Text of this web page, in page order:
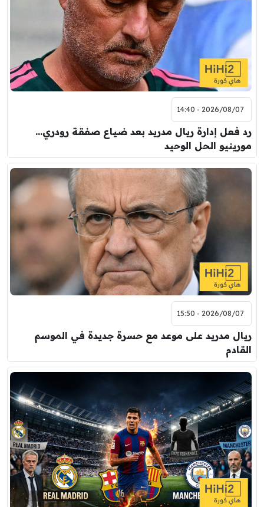
2026/08/07 - 14:40
رد فعل إدارة ريال مدريد بعد ضياع صفقة رودري…
مورينيو الحل الوحيد
2026/08/07 - 15:50
ريال مدريد على موعد مع حسرة جديدة في الموسم
القادم